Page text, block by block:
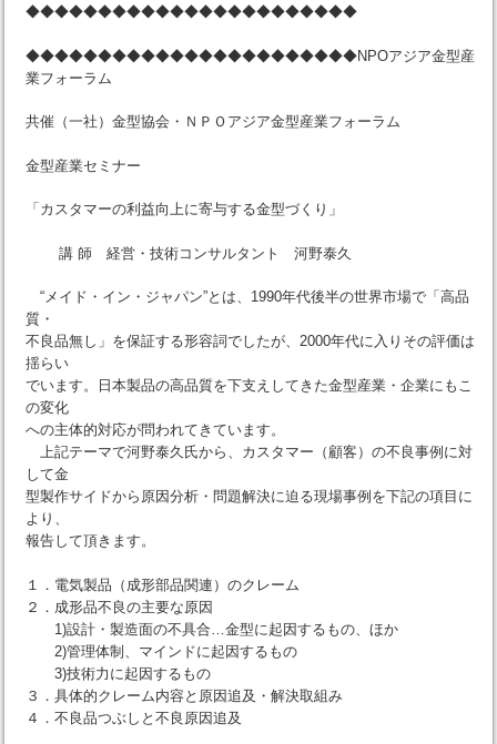
◆◆◆◆◆◆◆◆◆◆◆◆◆◆◆◆◆◆◆◆◆◆◆
◆◆◆◆◆◆◆◆◆◆◆◆◆◆◆◆◆◆◆◆◆◆◆NPOアジア金型産
業フォーラム
共催（一社）金型協会・ＮＰＯアジア金型産業フォーラム
金型産業セミナー
「カスタマーの利益向上に寄与する金型づくり」
講 師 経営・技術コンサルタント 河野泰久
“メイド・イン・ジャパン”とは、1990年代後半の世界市場で「高品
質・
不良品無し」を保証する形容詞でしたが、2000年代に入りその評価は
揺らい
でいます。日本製品の高品質を下支えしてきた金型産業・企業にもこ
の変化
への主体的対応が問われてきています。
上記テーマで河野泰久氏から、カスタマー（顧客）の不良事例に対
して金
型製作サイドから原因分析・問題解決に迫る現場事例を下記の項目に
より、
報告して頂きます。
１．電気製品（成形部品関連）のクレーム
２．成形品不良の主要な原因
1)設計・製造面の不具合…金型に起因するもの、ほか
2)管理体制、マインドに起因するもの
3)技術力に起因するもの
３．具体的クレーム内容と原因追及・解決取組み
４．不良品つぶしと不良原因追及